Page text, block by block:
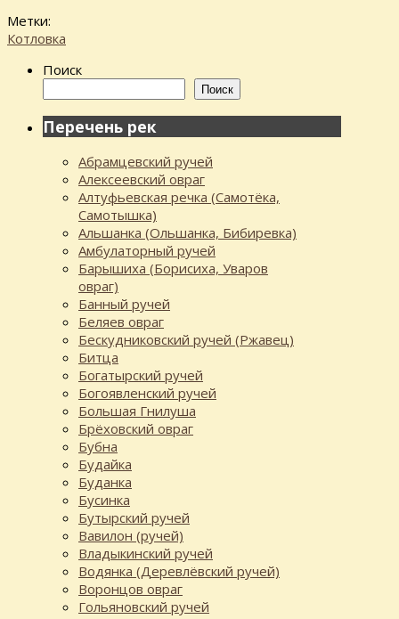
Метки:
Котловка
Поиск
Поиск
Перечень рек
Абрамцевский ручей
Алексеевский овраг
Алтуфьевская речка (Самотёка,
Самотышка)
Альшанка (Ольшанка, Бибиревка)
Амбулаторный ручей
Барышиха (Борисиха, Уваров
овраг)
Банный ручей
Беляев овраг
Бескудниковский ручей (Ржавец)
Битца
Богатырский ручей
Богоявленский ручей
Большая Гнилуша
Брёховский овраг
Бубна
Будайка
Буданка
Бусинка
Бутырский ручей
Вавилон (ручей)
Владыкинский ручей
Водянка (Деревлёвский ручей)
Воронцов овраг
Гольяновский ручей